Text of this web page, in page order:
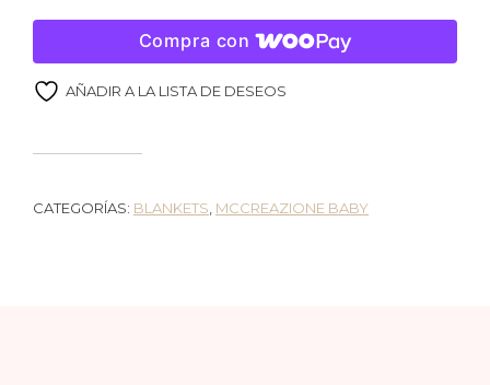
Compra con
AÑADIR A LA LISTA DE DESEOS
CATEGORÍAS: BLANKETS MCCREAZIONE BABY